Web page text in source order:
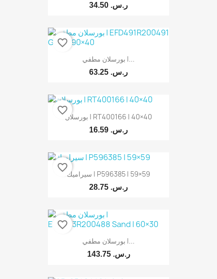
34.50 ر.س.‏
بورسلان مطفي |...
63.25 ر.س.‏
favorite_border
بورسلان | RT400166 | 40×40
16.59 ر.س.‏
favorite_border
سيراميك | P596385 | 59×59
28.75 ر.س.‏
favorite_border
بورسلان مطفي |...
143.75 ر.س.‏
favorite_border